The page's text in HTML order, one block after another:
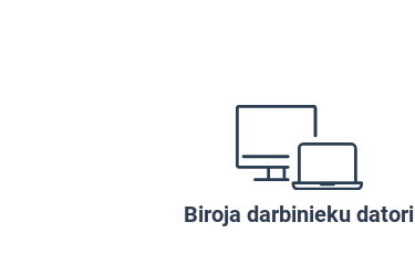
Biroja darbinieku datori